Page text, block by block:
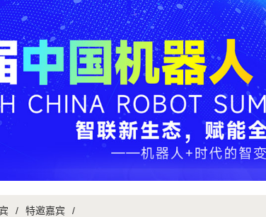
/ 特邀嘉宾 /